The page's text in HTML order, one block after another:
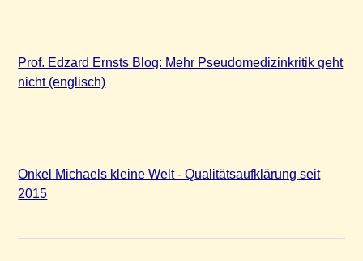
Prof. Edzard Ernsts Blog: Mehr Pseudomedizinkritik geht
nicht (englisch)
Onkel Michaels kleine Welt - Qualitätsaufklärung seit
2015